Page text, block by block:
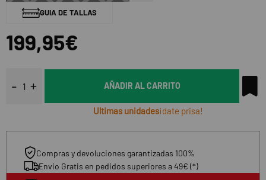
GUIA DE TALLAS
199,95€
AÑADIR AL CARRITO
Ultimas unidades¡date prisa!
Compras y devoluciones garantizadas 100%
Envio Gratis en pedidos superiores a 49€ (*)